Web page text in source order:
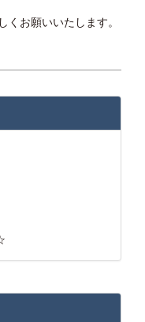
くお願いいたします。